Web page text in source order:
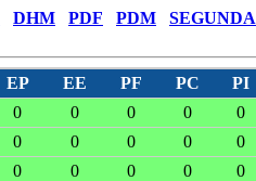
DHM PDF PDM SEGUNDA
EP EE PF PC PI
0 0 0 0 0
0 0 0 0 0
0 0 0 0 0